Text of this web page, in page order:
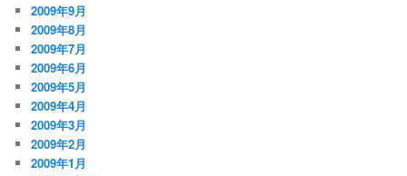
2009年9月
2009年8月
2009年7月
2009年6月
2009年5月
2009年4月
2009年3月
2009年2月
2009年1月